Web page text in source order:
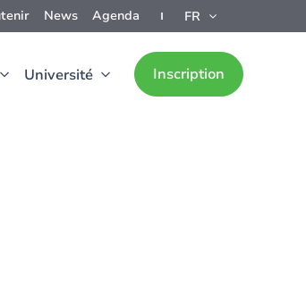
News Agenda FR
Université Inscription